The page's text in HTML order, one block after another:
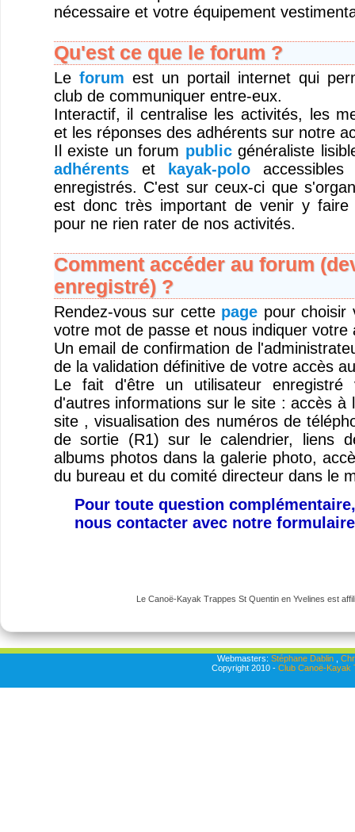
nécessaire et votre équipement
Qu'est ce que le forum ?
Le forum est un portail internet qui
club de communiquer entre-eux.
Interactif, il centralise les activités, les
et les réponses des adhérents sur notre
Il existe un forum publicgénéraliste
adhérentset kayak-poloaccessibles
enregistrés. C'est sur ceux-ci que
est donc très important de venir y faire
pour ne rien rater de nos activités.
Comment accéder au forum
enregistré) ?
Rendez-vous sur cette page pour choisir
votre mot de passe et nous indiquer votre
Un email de confirmation de
de la validation définitive de votre accès
Le fait d'être un utilisateur enregistré
d'autres informations sur le site : accès à
site , visualisation des numéros de
de sortie (R1) sur le calendrier, liens
albums photos dans la galerie photo,
du bureau et du comité directeur dans le
Pour toute question
nous contacter avec notre
Le Canoë-Kayak Trappes St Quentin en Yvelines est
Webmasters: Stéphane Dablin,
Copyright 2010 - Club Canoë-Kayak